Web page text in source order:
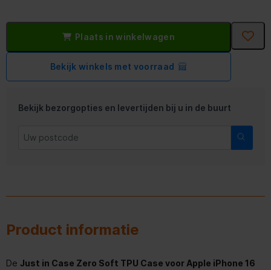
Plaats in winkelwagen
Bekijk winkels met voorraad
Bekijk bezorgopties en levertijden bij u in de buurt
Product informatie
De Just in Case Zero Soft TPU Case voor Apple iPhone 16